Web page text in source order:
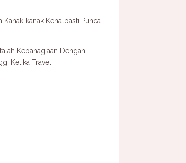
Kanak-kanak Kenalpasti Punca
Kebahagiaan Dengan
Ketika Travel